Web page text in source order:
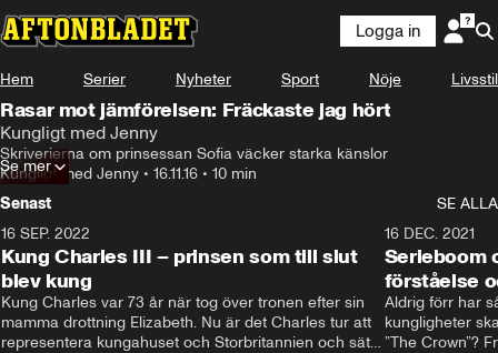
Logga in
Hem Serier Nyheter Sport Nöje Livsstil
Rasar mot jämförelsen: Fräckaste jag hört
Kungligt med Jenny
Skriverierna om prinsessan Sofia väcker starka känslor
Kungligt med Jenny • 16.11.16 • 10 min
Se mer
Senast
SE ALLA
16 SEP. 2022
Kung Charles III – prinsen som till slut
blev kung
Kung Charles var 73 år när tog över tronen efter sin
mamma drottning Elizabeth. Nu är det Charles tur att
representera kungahuset och Storbritannien och sätta
16 DEC. 2021
Serieboom
förståelse
Aldrig förr har
kungligheter
”The Crown”?